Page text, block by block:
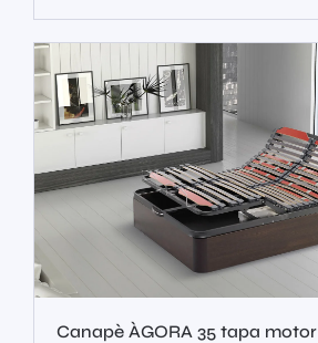
Canapè ÀGORA 35 tapa motor